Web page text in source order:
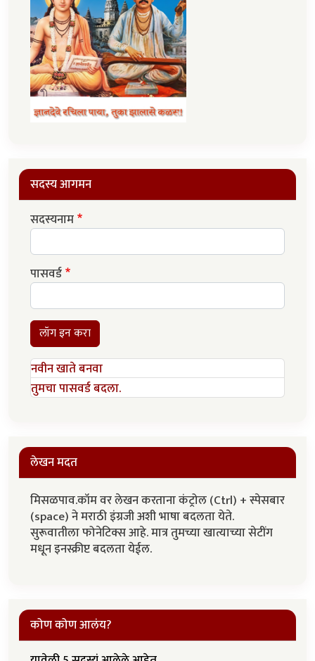
सदस्य आगमन
सदस्यनाम
पासवर्ड
लॉग इन करा
नवीन खाते बनवा
तुमचा पासवर्ड बदला.
लेखन मदत
मिसळपाव.कॉम वर लेखन करताना कंट्रोल (Ctrl) + स्पेसबार
(space) ने मराठी इंग्रजी अशी भाषा बदलता येते.
सुरूवातीला फोनेटिक्स आहे. मात्र तुमच्या खात्याच्या सेटींग
मधून इनस्क्रीप्ट बदलता येईल.
कोण कोण आलंय?